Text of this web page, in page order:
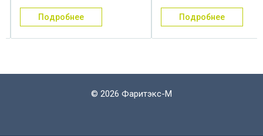
МГП-160 производства ОАО
"Омскгидропривод". ...
подробнее
производства типа
Сотрудничество со ...
подробнее
© 2026 Фаритэкс-М